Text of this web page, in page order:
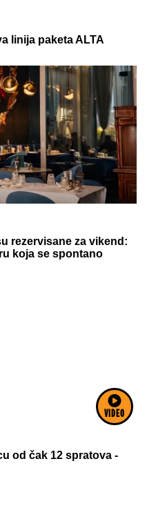
VIDEO
DOKTORIMA SA
3 namirnice